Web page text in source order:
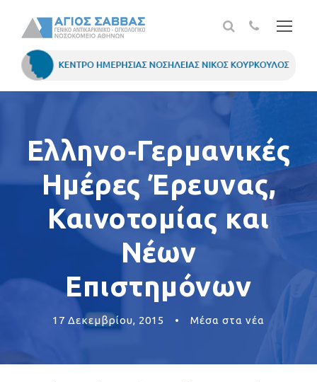
Ελληνo‐Γερμανικές
Ημέρες Έρευνας,
Καινοτομίας και
Νέων
Επιστημόνων
17 Δεκεμβρίου, 2015 • Μέσα στα νέα